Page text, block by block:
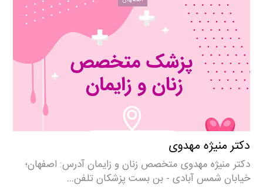
دکتر منیژه مهدوی
دکتر منیژه مهدوی متخصص زنان و زایمان آدرس: اصفهان؛
خیابان شمس آبادی - بن بست پزشکان تلفن…